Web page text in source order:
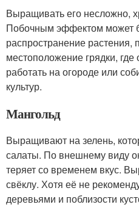
Выращивать его несложно,
Побочным эффектом может
распространение растения,
местоположение грядки,
работать на огороде или
культур.
Мангольд
Выращивают на зелень,
салаты. По внешнему виду
теряет со временем вкус.
свёклу. Хотя её не
деревьями и поблизости